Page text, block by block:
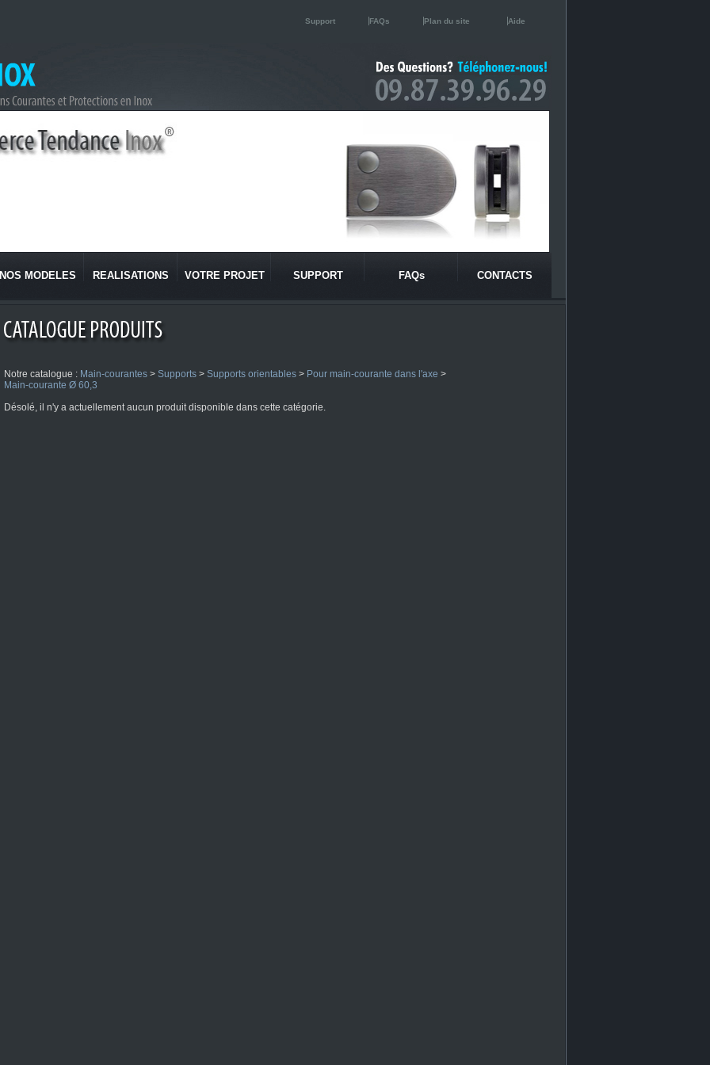
Support FAQs Plan du site Aide
MODELES REALISATIONS VOTRE PROJET SUPPORT FAQs CONTACTS
Notre catalogue : Main-courantes > Supports > Supports orientables > Pour main-courante dans l'axe >
Main-courante Ø 60,3
Désolé, il n'y a actuellement aucun produit disponible dans cette catégorie.